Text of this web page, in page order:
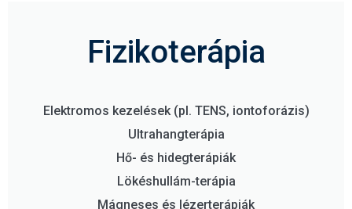
Fizikoterápia
Elektromos kezelések (pl. TENS, iontoforázis)
Ultrahangterápia
Hő- és hidegterápiák
Lökéshullám-terápia
Mágneses és lézerterápiák